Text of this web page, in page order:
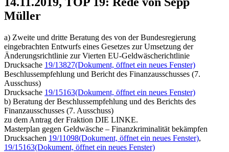
Müller
a) Zweite und dritte Beratung des von der Bundesregierung
eingebrachten Entwurfs eines Gesetzes zur Umsetzung der
Änderungsrichtlinie zur Vierten EU-Geldwäscherichtlinie
Drucksache 19/13827(Dokument, öffnet ein neues Fenster)
Beschlussempfehlung und Bericht des Finanzausschusses (7.
Ausschuss)
Drucksache 19/15163(Dokument, öffnet ein neues Fenster)
b) Beratung der Beschlussempfehlung und des Berichts des
Finanzausschusses (7. Ausschuss)
zu dem Antrag der Fraktion DIE LINKE.
Masterplan gegen Geldwäsche – Finanzkriminalität bekämpfen
Drucksachen 19/11098(Dokument, öffnet ein neues Fenster),
19/15163(Dokument, öffnet ein neues Fenster)